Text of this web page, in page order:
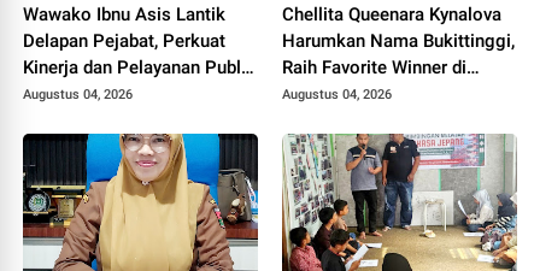
Wawako Ibnu Asis Lantik
Delapan Pejabat, Perkuat
Kinerja dan Pelayanan Publik
Pemko Bukittinggi
Augustus 04, 2026
Chellita Queenara Kynalova
Harumkan Nama Bukittinggi,
Raih Favorite Winner di
Ajang General Manager for a
Augustus 04, 2026